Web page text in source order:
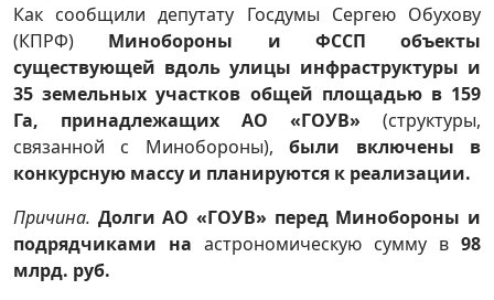
Как сообщили депутату Госдумы Сергею Обухову
(КПРФ) Минобороны и ФССП объекты
существующей вдоль улицы инфраструктуры и
35 земельных участков общей площадью в 159
Га, принадлежащих АО «ГОУВ» (структуры,
связанной с Минобороны),были включены в
конкурсную массу и планируются к реализации.
Причина. Долги АО «ГОУВ» перед Минобороны и
подрядчиками на астрономическую сумму в 98
млрд. руб.